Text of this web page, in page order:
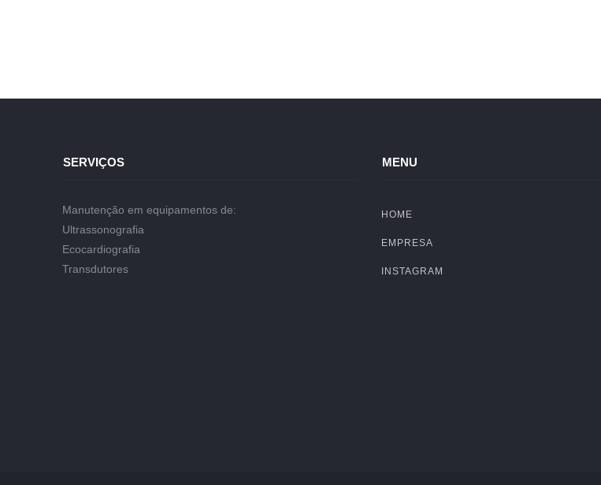
SERVIÇOS
Manutenção em equipamentos de:
Ultrassonografia
Ecocardiografia
Transdutores
MENU
HOME
EMPRESA
INSTAGRAM